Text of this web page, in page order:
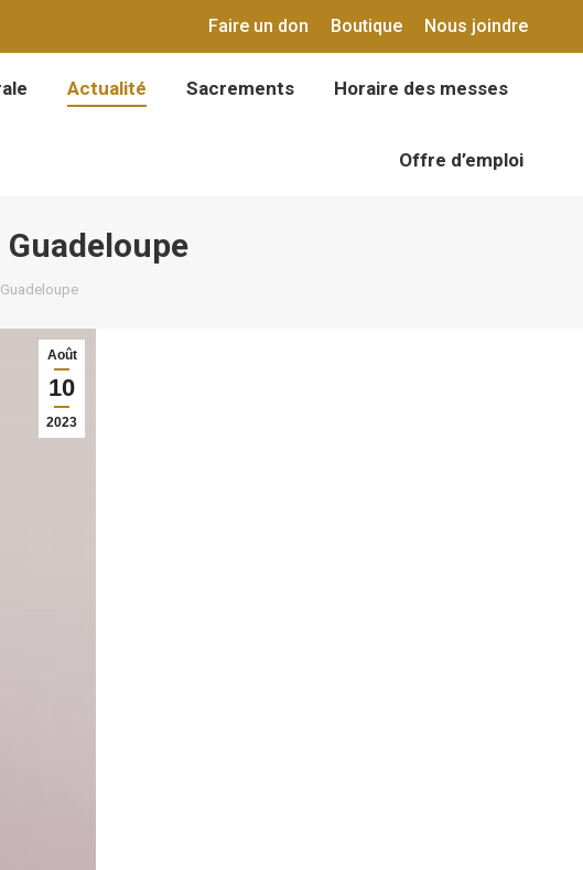
Faire un don Boutique Nous joindre
Actualité Sacrements Horaire des messes
Offre d’emploi
Août
10
2023
Sacrements Horaire des messes